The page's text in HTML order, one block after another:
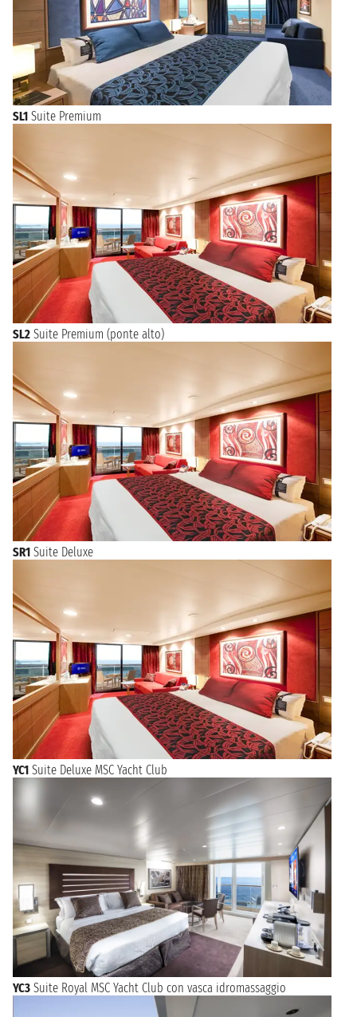
SL1 Suite Premium
SL2 Suite Premium (ponte alto)
SR1 Suite Deluxe
YC1 Suite Deluxe MSC Yacht Club
YC3 Suite Royal MSC Yacht Club con vasca idromassaggio